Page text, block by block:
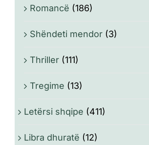
Romancë (186)
Shëndeti mendor (3)
Thriller (111)
Tregime (13)
Letërsi shqipe (411)
Libra dhuratë (12)